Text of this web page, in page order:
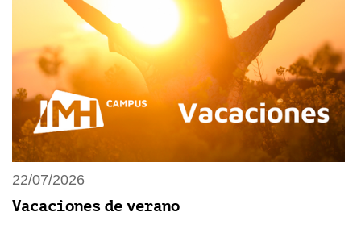
22/07/2026
Vacaciones de verano